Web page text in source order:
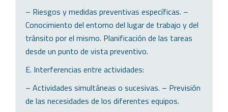
– Riesgos y medidas preventivas específicas. –
Conocimiento del entorno del lugar de trabajo y del
tránsito por el mismo. Planificación de las tareas
desde un punto de vista preventivo.
E. Interferencias entre actividades:
– Actividades simultáneas o sucesivas. – Previsión
de las necesidades de los diferentes equipos.